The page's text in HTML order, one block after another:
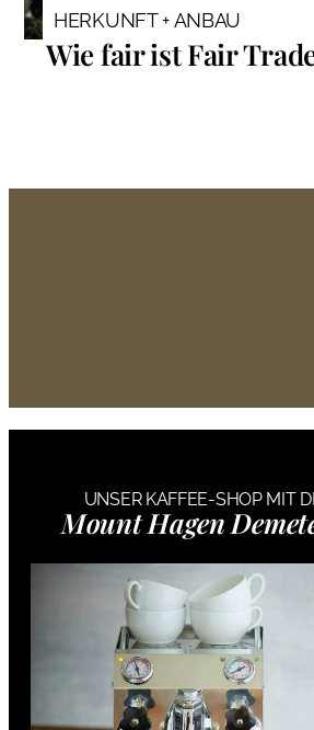
HERKUNFT + ANBAU
Wie fair ist Fair
Rabatt
Jetzt hier klicken.
UNSER KAFFEE-SHOP MIT
Mount Hagen